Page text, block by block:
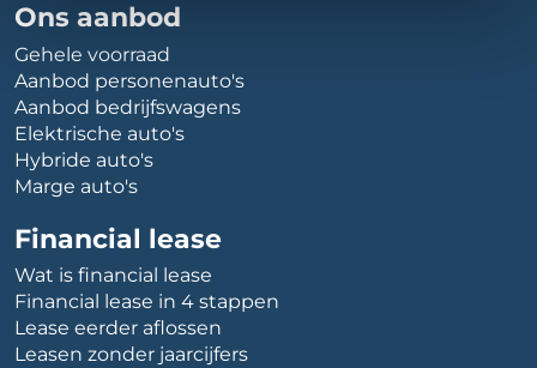
Ons aanbod
Gehele voorraad
Aanbod personenauto's
Aanbod bedrijfswagens
Elektrische auto's
Hybride auto's
Marge auto's
Financial lease
Wat is financial lease
Financial lease in 4 stappen
Lease eerder aflossen
Leasen zonder jaarcijfers